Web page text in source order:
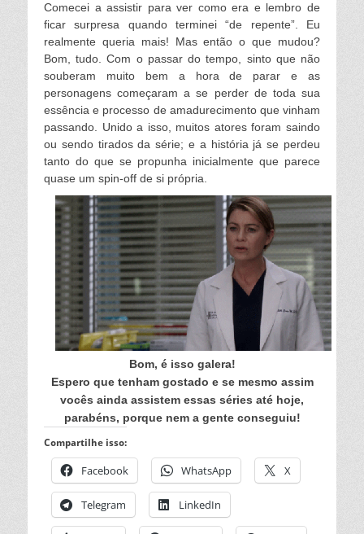
Comecei a assistir para ver como era e lembro de
ficar surpresa quando terminei “de repente”. Eu
realmente queria mais! Mas então o que mudou?
Bom, tudo. Com o passar do tempo, sinto que não
souberam muito bem a hora de parar e as
personagens começaram a se perder de toda sua
essência e processo de amadurecimento que vinham
passando. Unido a isso, muitos atores foram saindo
ou sendo tirados da série; e a história já se perdeu
tanto do que se propunha inicialmente que parece
quase um spin-off de si própria.
Bom, é isso galera!
Espero que tenham gostado e se mesmo assim
vocês ainda assistem essas séries até hoje,
parabéns, porque nem a gente conseguiu!
Compartilhe isso:
Facebook WhatsApp X
Telegram LinkedIn